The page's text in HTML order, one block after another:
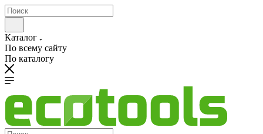
Каталог
По всему сайту
По каталогу